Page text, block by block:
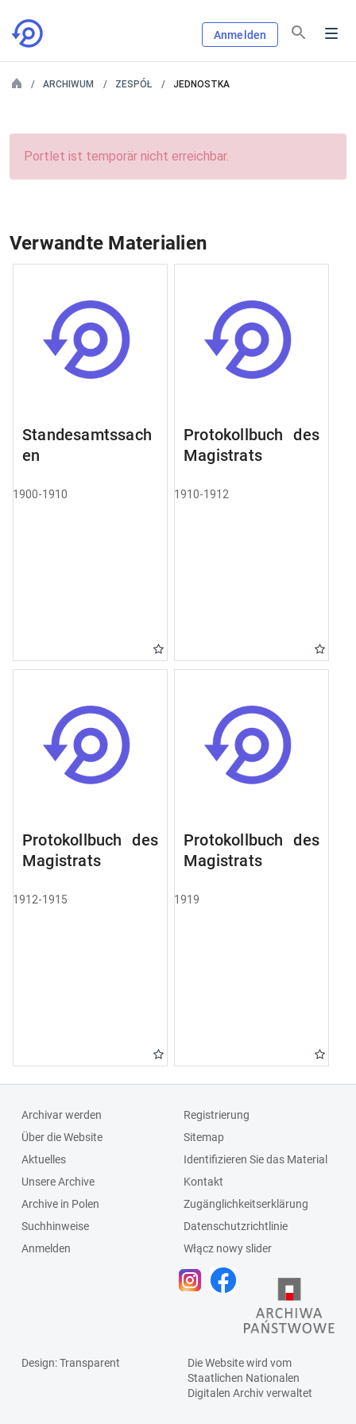
Anmelden
ARCHIWUM ZESPÓŁ JEDNOSTKA
Portlet ist temporär nicht erreichbar.
Verwandte Materialien
Standesamtssach
en
1900-1910
Protokollbuch des
Magistrats
1910-1912
Protokollbuch des
Magistrats
1912-1915
Protokollbuch des
Magistrats
1919
Archivar werden
Über die Website
Aktuelles
Unsere Archive
Archive in Polen
Suchhinweise
Anmelden
Registrierung
Sitemap
Identifizieren Sie das Material
Kontakt
Zugänglichkeitserklärung
Datenschutzrichtlinie
Włącz nowy slider
Design: Transparent
Die Website wird vom
Staatlichen Nationalen
Digitalen Archivverwaltet